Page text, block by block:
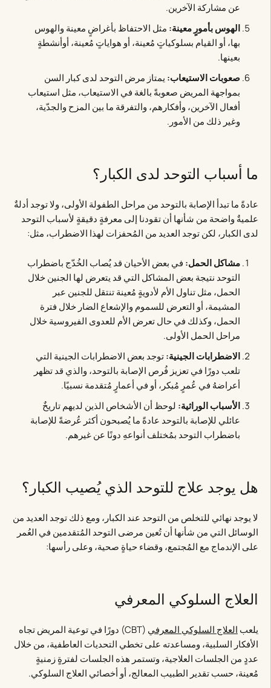
عن مشاركة الآخرين.
الهوس بأمورٍ معينة: مثل الاحتفاظ بأغراضٍ معينة والهوس
بها، أو القيام بسلوكياتٍ مُعينة، أو هواياتٍ مُعينة، أوأنشطةٍ
بعينها.
صعوبات الاستيعاب: يمتاز مرض التوحد لدى كبار السن
بمواجهة المريض صعوبةً بالغة في الاستيعاب، مثل استيعاب
أفعال الآخرين، وأفكارهم، والتفرقة ما بين المزح والجدّية،
وغير ذلك من الأمور.
ما أسباب التوحد لدى الكبار؟
عادةً ما تبدأ الإصابة بالتوحد من مراحل الطفولة الأولى، ولا توجد أدلةٌ
علميةٌ واضحة من شأنها أن تقودنا إلى معرفةٍ دقيقةٍ لأسباب التوحد
لدى الكبار، لكن توجد العديد من المُحفزات لهذا الاضطراب، مثل:
مشاكل الحمل: في بعض الأحيان قد يُصاب الخُدّج باضطراب
التوحد نتيجة بعض المشاكل التي قد يتعرض لها الجنين خلال
الحمل، مثل تناول الأم لأدويةٍ مُعينة تنتقل للجنين عبر
المشيمة، أو التعرض للسموم والإشعاع الضار خلال فترة
الحمل، وكذلك في حال تعرض الأم للعدوى الفيروسية خلال
مراحل الحمل الأولى.
الاضطرابات الجينية:توجد بعض الاضطرابات الجينية التي
تلعب دورًا في تعزيز فُرص الإصابة بالتوحد، والذي قد تظهر
أعراضهُ في عُمرٍ مُبكر، أو في أعمارٍ مُتقدمة نسبيًا.
الأسباب الوراثية: لوحظ أن الأشخاص الذين لديهم تاريخٌ
عائلي للإصابة بالتوحد عادةً ما يُصبحون أكثر عُرضةً للإصابة
باضطراب التوحد بمُختلف أنواعهِ دونًا عن غيرهم.
هل يوجد علاج للتوحد الذي يُصيب الكبار؟
لا يوجد نهائي للتخلص من التوحد عند الكبار، ومع ذلك توجد العديد من
الوسائل التي من شأنها أن تُعين مرضى التوحد المُتقدمين في العُمر
على الإندماج مع المُجتمع، وقضاء حياةٍ صحية، وعلى رأسها:
العلاج السلوكي المعرفي
يلعب العلاج السلوكي المعرفي
(CBT)​​ دورًا في توعية المريض تجاه
الأفكار السلبية، ومساعدته على تخطي التحديات العاطفية، من خلال
عددٍ من الجلسات العلاجية، وتستمر هذه الجلسات لفترةٍ زمنيةٍ
مُعينة، حسب تقدير الطبيب المعالج، أو أخصائي العلاج السلوكي.